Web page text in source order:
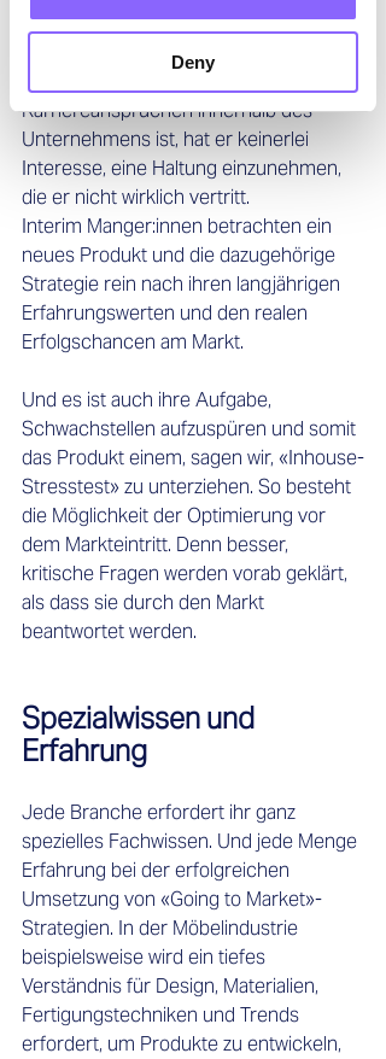
Deny
externen Expertise wertvolles
Feedback geben. Gerade weil er frei
Karriereansprüchen innerhalb des
Unternehmens ist, hat er keinerlei
Interesse, eine Haltung einzunehmen,
die er nicht wirklich vertritt.
Interim Manger:innen betrachten ein
neues Produkt und die dazugehörige
Strategie rein nach ihren langjährigen
Erfahrungswerten und den realen
Erfolgschancen am Markt.
Und es ist auch ihre Aufgabe,
Schwachstellen aufzuspüren und somit
das Produkt einem, sagen wir, «Inhouse-
Stresstest» zu unterziehen. So besteht
die Möglichkeit der Optimierung vor
dem Markteintritt. Denn besser,
kritische Fragen werden vorab geklärt,
als dass sie durch den Markt
beantwortet werden.
Spezialwissen und
Erfahrung
Jede Branche erfordert ihr ganz
spezielles Fachwissen. Und jede Menge
Erfahrung bei der erfolgreichen
Umsetzung von «Going to Market»-
Strategien. In der Möbelindustrie
beispielsweise wird ein tiefes
Verständnis für Design, Materialien,
Fertigungstechniken und Trends
erfordert, um Produkte zu entwickeln,